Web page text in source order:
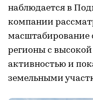
наблюдается в
компании
масштабирование
регионы с
активностью и
земельными